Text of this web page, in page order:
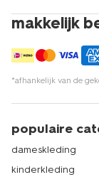
makkelijk
*afhankelijk van de
populaire
dameskleding
kinderkleding